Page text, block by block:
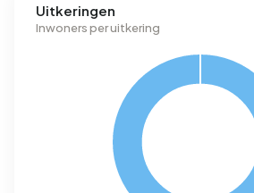
Uitkeringen
Inwoners per uitkering